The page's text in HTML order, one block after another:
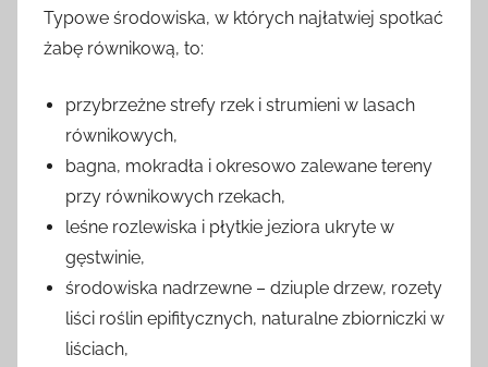
Typowe środowiska, w których najłatwiej spotkać
żabę równikową, to:
przybrzeżne strefy rzek i strumieni w lasach
równikowych,
bagna, mokradła i okresowo zalewane tereny
przy równikowych rzekach,
leśne rozlewiska i płytkie jeziora ukryte w
gęstwinie,
środowiska nadrzewne – dziuple drzew, rozety
liści roślin epifitycznych, naturalne zbiorniczki w
liściach,